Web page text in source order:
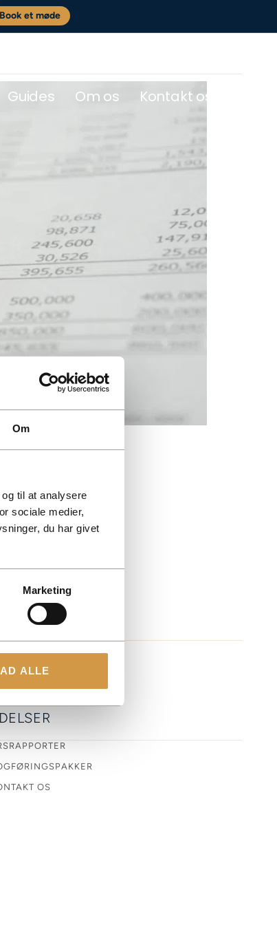
Om
til at analysere
sociale medier,
du har givet
Marketing
ALLE
Book et møde
Guides Om os Kontakt os
OS